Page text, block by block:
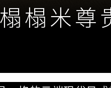
榻榻米尊